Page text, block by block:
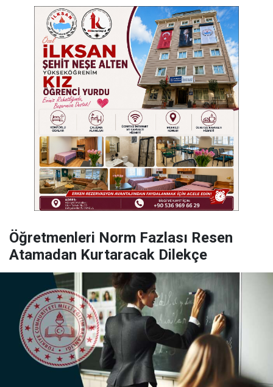
Öğretmenleri Norm Fazlası Resen
Atamadan Kurtaracak Dilekçe